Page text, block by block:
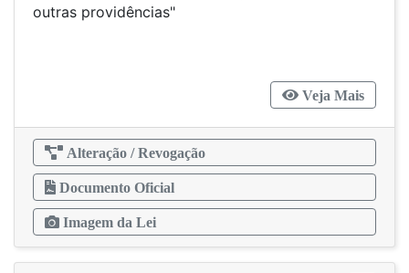
outras providências"
Veja Mais
Alteração / Revogação
Documento Oficial
Imagem da Lei